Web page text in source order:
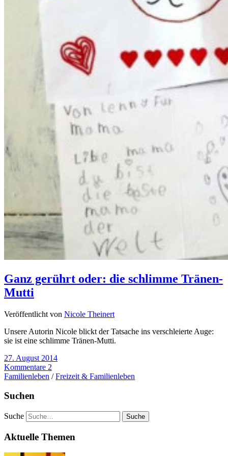
Ganz gerührt oder: die schlimme Tränen-
Mutti
Veröffentlicht von Nicole Theinert
Unsere Autorin Nicole blickt der Tatsache ins verschleierte Auge:
sie ist eine schlimme Tränen-Mutti.
27. August 2014
Kommentare 2
Familienleben /Freizeit & Familienleben
Suchen
Suche
Aktuelle Themen